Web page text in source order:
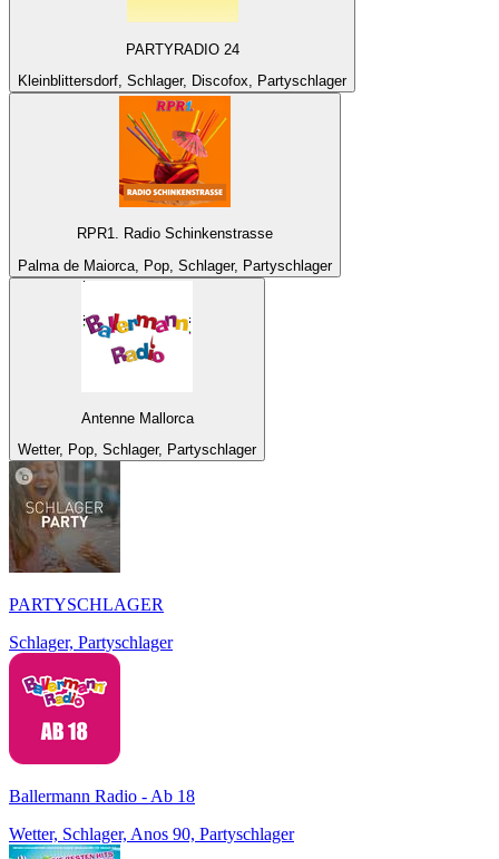
PARTYRADIO 24
Kleinblittersdorf, Schlager, Discofox, Partyschlager
RPR1. Radio Schinkenstrasse
Palma de Maiorca, Pop, Schlager, Partyschlager
Antenne Mallorca
Wetter, Pop, Schlager, Partyschlager
PARTYSCHLAGER
Schlager, Partyschlager
Ballermann Radio - Ab 18
Wetter, Schlager, Anos 90, Partyschlager